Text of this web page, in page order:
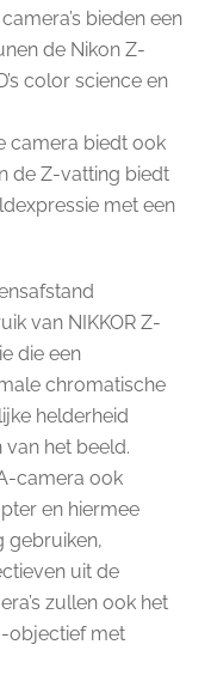
bieden een
de Nikon Z-
color science en
camera biedt ook
de Z-vatting biedt
met een
van NIKKOR Z-
die een
chromatische
helderheid
het beeld.
camera ook
en hiermee
gebruiken,
uit de
zullen ook het
objectief met